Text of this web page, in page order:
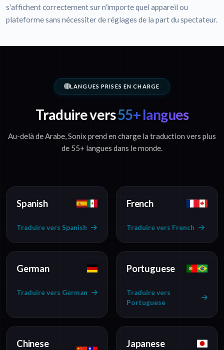
s'affichent correctement sur n'importe quel appareil ou
plateforme sans nécessiter de réglages de la part du spectateur.
LANGUES PRISES EN CHARGE
Traduire vers55+ langues
Au-delà de Arabe, Sonix prend en charge la traduction vers plus
de 55+ langues dans le monde.
Spanish
Traduire vers Spanish
French
Traduire vers French
German
Traduire vers German
Portuguese
Traduire vers
Portuguese
Chinese
Japanese